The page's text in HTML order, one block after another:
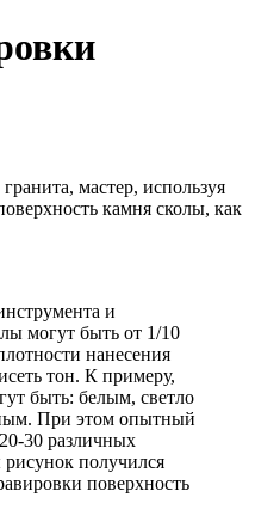
мастер, используя
камня сколы, как
и
могут быть от 1/10
нанесения
тон. К примеру,
быть: белым, светло
При этом опытный
30 различных
получился
поверхность